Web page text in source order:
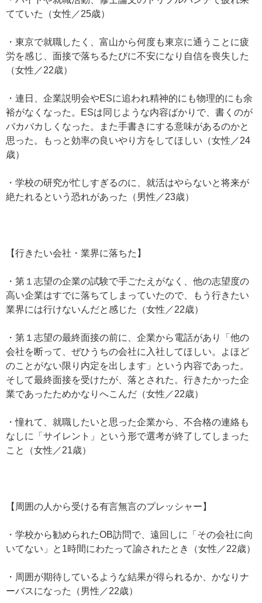
てていた（女性／25歳）
・東京で就職したく、富山から何度も東京に通うことに疲
労を感じ、面接で落ちるたびに不安になり自信を喪失した
（女性／22歳）
・連日、企業説明会やESに追われ精神的にも物理的にも余
裕がなくなった。ESは同じような内容ばかりで、書くのが
バカバカしくなった。また手書きにする意味があるのかと
思った。もっと効率の良いやり方をしてほしい（女性／24
歳）
・学校の研究が忙しすぎるのに、就活はやらないと将来が
絶たれるという恐れがあった（男性／23歳）
【行きたい会社・業界に落ちた】
・第１志望の企業の試験で手ごたえがなく、他の志望度の
高い企業はすでに落ちてしまっていたので、もう行きたい
業界には行けないんだと感じた（女性／22歳）
・第１志望の最終面接の前に、企業から電話があり「他の
会社を断って、ぜひうちの会社に入社してほしい。よほど
のことがない限り内定を出します」という内容であった。
そして最終面接を受けたが、落とされた。行きたかった企
業であったためかなりへこんだ（女性／22歳）
・憧れて、就職したいと思った企業から、不合格の連絡も
なしに「サイレント」という形で選考が終了してしまった
こと（女性／21歳）
【周囲の人から受ける有言無言のプレッシャー】
・学校から勧められたOB訪問で、遠回しに「その会社に向
いてない」と1時間にわたって諭されたとき（女性／22歳）
・周囲が期待しているような結果が得られるか、かなりナ
ーバスになった（男性／22歳）